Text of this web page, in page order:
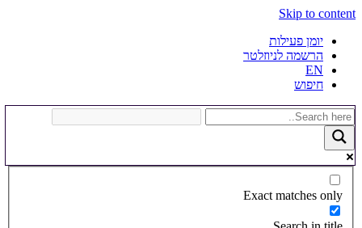
Skip to content
יומן פעילות
הרשמה לניוזלטר
EN
חיפוש
Exact matches only